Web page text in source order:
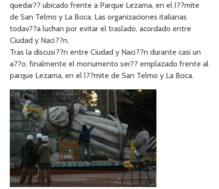
quedar?? ubicado frente a Parque Lezama, en el l??mite
de San Telmo y La Boca. Las organizaciones italianas
todav??a luchan por evitar el traslado, acordado entre
Ciudad y Naci??n.
Tras la discusi??n entre Ciudad y Naci??n durante casi un
a??o, finalmente el monumento ser?? emplazado frente al
parque Lezama, en el l??mite de San Telmo y La Boca.